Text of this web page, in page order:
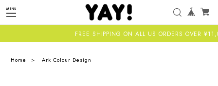
FREE SHIPPING ON ALL US ORDERS OVER
Home Ark Colour Design